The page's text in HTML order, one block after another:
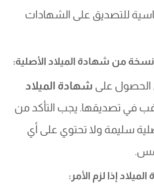
للتصديق على الشهادات
على شهادة الميلاد
في تصديقها. يجب التأكد من
سليمة ولا تحتوي على أي